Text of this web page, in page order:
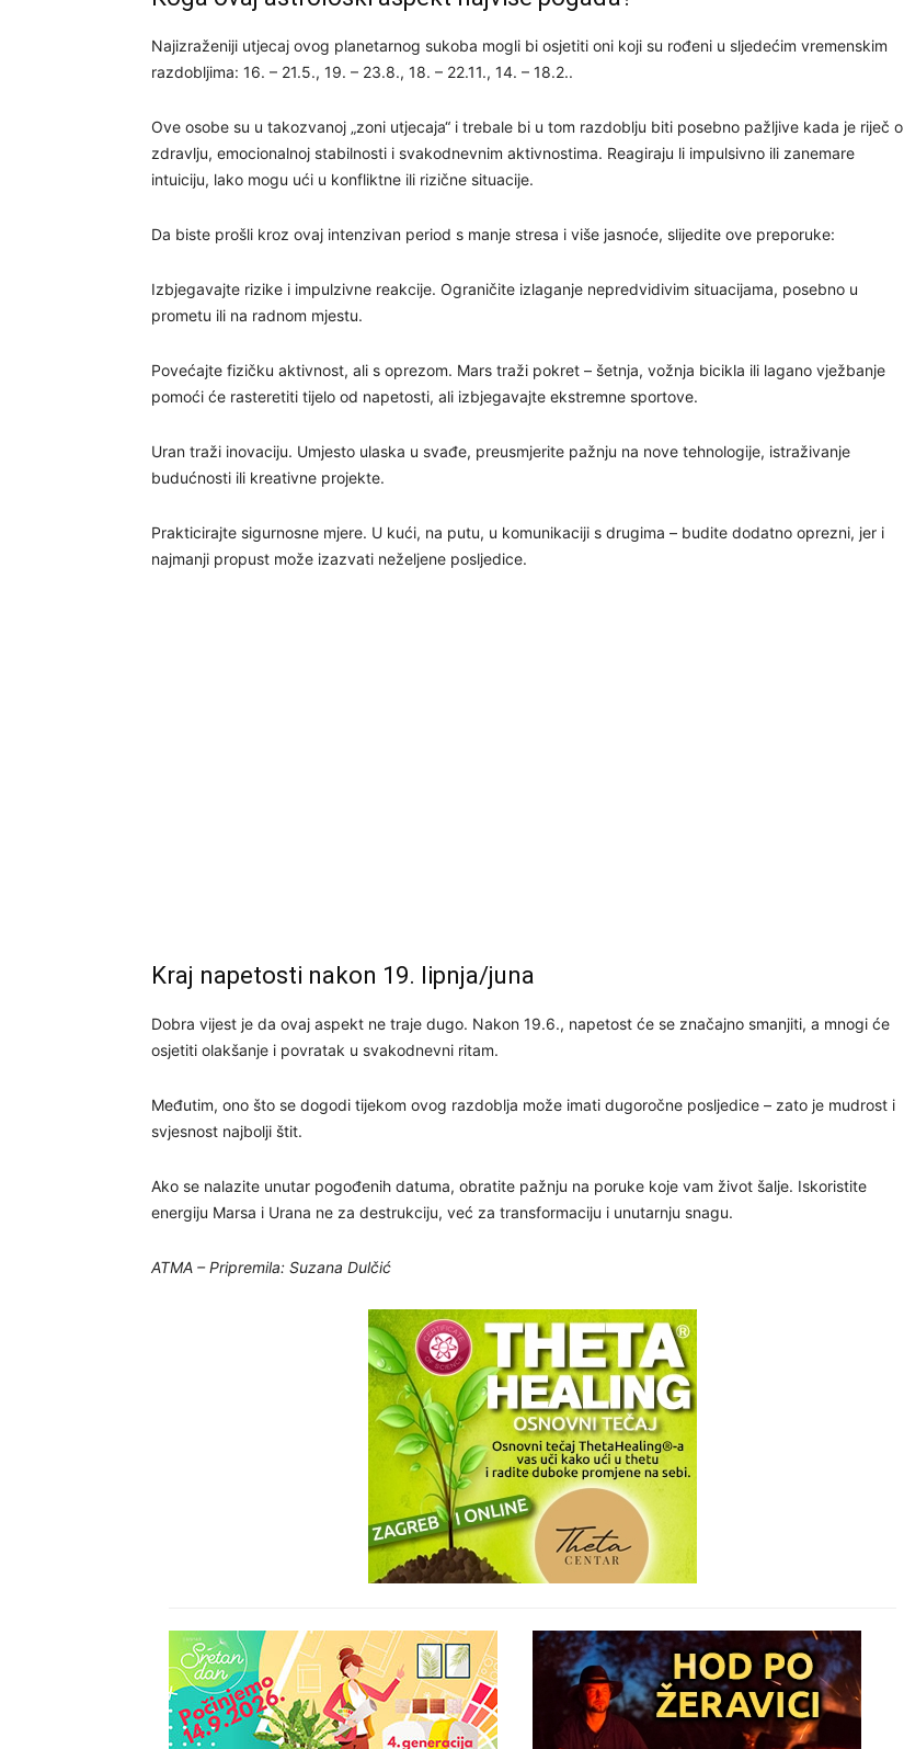
Najizraženiji utjecaj ovog planetarnog sukoba mogli bi osjetiti oni koji su rođeni u sljedećim vremenskim
razdobljima: 16. – 21.5., 19. – 23.8., 18. – 22.11., 14. – 18.2..
Ove osobe su u takozvanoj „zoni utjecaja“ i trebale bi u tom razdoblju biti posebno pažljive kada je riječ o
zdravlju, emocionalnoj stabilnosti i svakodnevnim aktivnostima. Reagiraju li impulsivno ili zanemare
intuiciju, lako mogu ući u konfliktne ili rizične situacije.
Da biste prošli kroz ovaj intenzivan period s manje stresa i više jasnoće, slijedite ove preporuke:
Izbjegavajte rizike i impulzivne reakcije. Ograničite izlaganje nepredvidivim situacijama, posebno u
prometu ili na radnom mjestu.
Povećajte fizičku aktivnost, ali s oprezom. Mars traži pokret – šetnja, vožnja bicikla ili lagano vježbanje
pomoći će rasteretiti tijelo od napetosti, ali izbjegavajte ekstremne sportove.
Uran traži inovaciju. Umjesto ulaska u svađe, preusmjerite pažnju na nove tehnologije, istraživanje
budućnosti ili kreativne projekte.
Prakticirajte sigurnosne mjere. U kući, na putu, u komunikaciji s drugima – budite dodatno oprezni, jer i
najmanji propust može izazvati neželjene posljedice.
Kraj napetosti nakon 19. lipnja/juna
Dobra vijest je da ovaj aspekt ne traje dugo. Nakon 19.6., napetost će se značajno smanjiti, a mnogi će
osjetiti olakšanje i povratak u svakodnevni ritam.
Međutim, ono što se dogodi tijekom ovog razdoblja može imati dugoročne posljedice – zato je mudrost i
svjesnost najbolji štit.
Ako se nalazite unutar pogođenih datuma, obratite pažnju na poruke koje vam život šalje. Iskoristite
energiju Marsa i Urana ne za destrukciju, već za transformaciju i unutarnju snagu.
ATMA – Pripremila: Suzana Dulčić